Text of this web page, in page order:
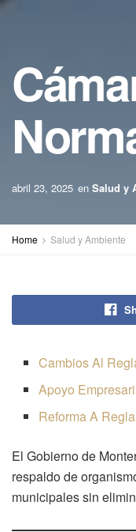
abril 23, 2025 en Salud y
Home Salud y Ambiente
Cambios Al
Apoyo
Reforma A
El Gobierno de
respaldo de
municipales sin